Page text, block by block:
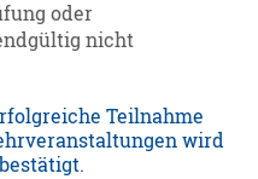
oder
nicht
Teilnahme
wird